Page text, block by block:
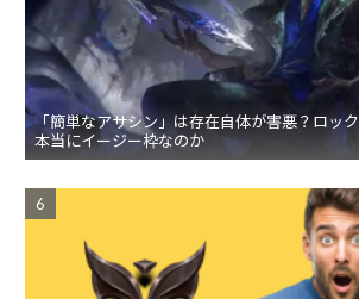
「簡単なアサシン」は存在自体が害悪？ロッ
本当にイージー枠なのか